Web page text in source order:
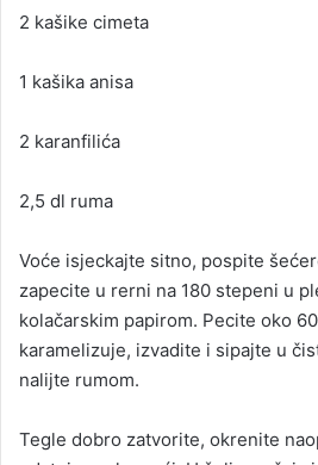
2 kašike cimeta
1 kašika anisa
2 karanfilića
2,5 dl ruma
Voće isjeckajte sitno, pospite
zapecite u rerni na 180 stepeni u
kolačarskim papirom. Pecite oko
karamelizuje, izvadite i sipajte u
nalijte rumom.
Tegle dobro zatvorite, okrenite